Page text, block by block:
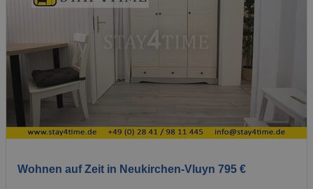
1 / 1
Wohnen auf Zeit in Neukirchen-Vluyn 795 €